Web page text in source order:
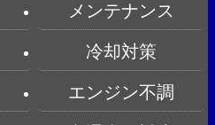
メンテナンス
冷却対策
エンジン不調